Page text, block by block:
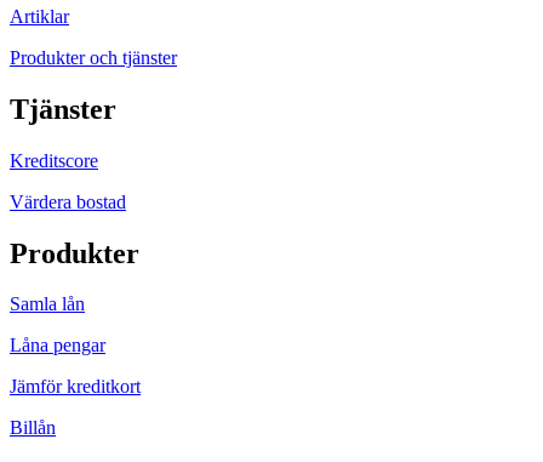
Artiklar
Produkter och tjänster
Tjänster
Kreditscore
Värdera bostad
Produkter
Samla lån
Låna pengar
Jämför kreditkort
Billån